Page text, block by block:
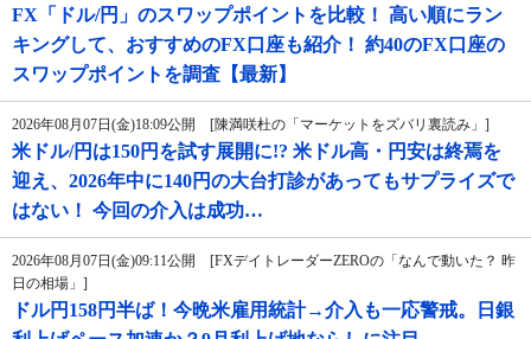
FX「ドル/円」のスワップポイントを比較！ 高い順にラン
キングして、おすすめのFX口座も紹介！ 約40のFX口座の
スワップポイントを調査【最新】
2026年08月07日(金)18:09公開 [陳満咲杜の「マーケットをズバリ裏読み」]
米ドル/円は150円を試す展開に!? 米ドル高・円安は終焉を
迎え、2026年中に140円の大台打診があってもサプライズで
はない！ 今回の介入は成功…
2026年08月07日(金)09:11公開 [FXデイトレーダーZEROの「なんで動いた？ 昨
日の相場」]
ドル円158円半ば！今晩米雇用統計→介入も一応警戒。日銀